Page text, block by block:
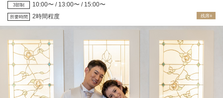
3部制 10:00〜 / 13:00〜 / 15:00〜
所要時間 2時間程度 残席○